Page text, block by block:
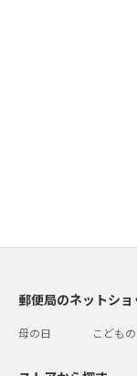
郵便局のネットシ
母の日 こども